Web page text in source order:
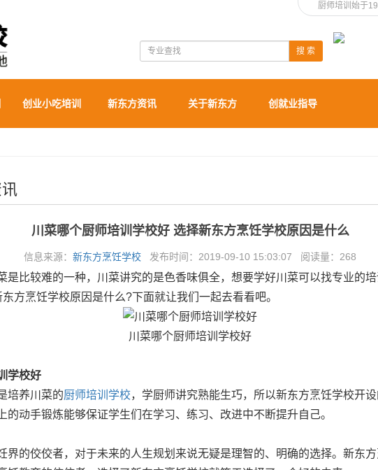
厨师培训始于
搜 索
创业小吃培训 新东方资讯 关于新东方 创就业指导
川菜哪个厨师培训学校好 选择新东方烹饪学校原因是什么
信息来源：新东方烹饪学校 发布时间：2019-09-10 15:03:07 阅读量： 268
较难的一种，川菜讲究的是色香味俱全，想要学好川菜可以找专业的培
方烹饪学校原因是什么?下面就让我们一起去看看吧。
川菜哪个厨师培训学校好
学校好
养川菜的厨师培训学校，学厨师讲究熟能生巧，所以新东方烹饪学校开
的动手锻炼能够保证学生们在学习、练习、改进中不断提升自己。
的佼佼者，对于未来的人生规划来说无疑是理智的、明确的选择。新东方